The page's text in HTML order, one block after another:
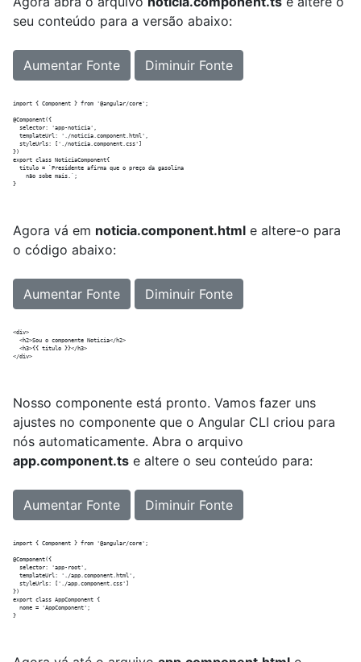
seu conteúdo para a versão abaixo:
Aumentar Fonte Diminuir Fonte
import { Component } from '@angular/core';
@Component({
  selector: 'app-noticia',
  templateUrl: './noticia.component.html',
  styleUrls: ['./noticia.component.css']
})
export class NoticiaComponent{
  titulo = `Presidente afirma que o preço da gasolina
    não sobe mais.`;
Agora vá em noticia.component.html e altere-o para
o código abaixo:
Aumentar Fonte Diminuir Fonte
<div>
  <h2>Sou o componente Noticia</h2>
  <h3>{{ titulo }}</h3>
Nosso componente está pronto. Vamos fazer uns
ajustes no componente que o Angular CLI criou para
nós automaticamente. Abra o arquivo
app.component.ts e altere o seu conteúdo para:
Aumentar Fonte Diminuir Fonte
import { Component } from '@angular/core';
@Component({
  selector: 'app-root',
  templateUrl: './app.component.html',
  styleUrls: ['./app.component.css']
})
export class AppComponent {
  nome = 'AppComponent';